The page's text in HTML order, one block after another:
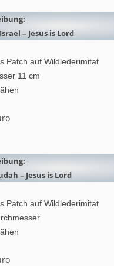
– Jesus is Lord
Patch auf Wildlederimitat
11 cm
– Jesus is Lord
Patch auf Wildlederimitat